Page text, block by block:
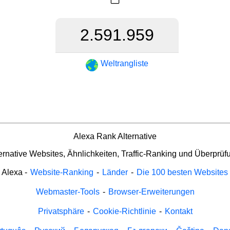
2.591.959
Weltrangliste
Alexa Rank Alternative
Websites, Ähnlichkeiten, Traffic-Ranking und
Alexa - Website-Ranking - Länder - Die 100 besten Websites
Webmaster-Tools - Browser-Erweiterungen
Privatsphäre - Cookie-Richtlinie - Kontakt